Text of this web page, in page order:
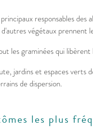
responsables des
végétaux prennent
les graminées qui libèrent
jardins et espaces verts
de dispersion.
les plus